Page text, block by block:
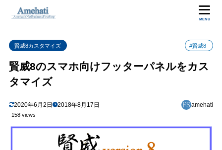
MENU
賢威8カスタマイズ #賢威8
賢威8のスマホ向けフッターパネルをカス
タマイズ
2020年6月2日 2018年8月17日 amehati
158 views